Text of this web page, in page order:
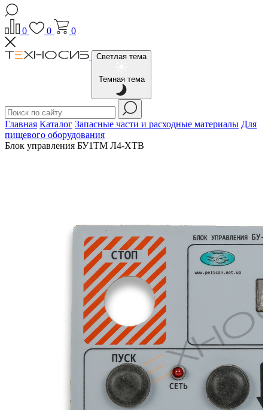
0 0 0
Светлая тема
Темная тема
Главная Каталог Запасные части и расходные материалы Для
пищевого оборудования
Блок управления БУ1ТМ Л4-ХТВ